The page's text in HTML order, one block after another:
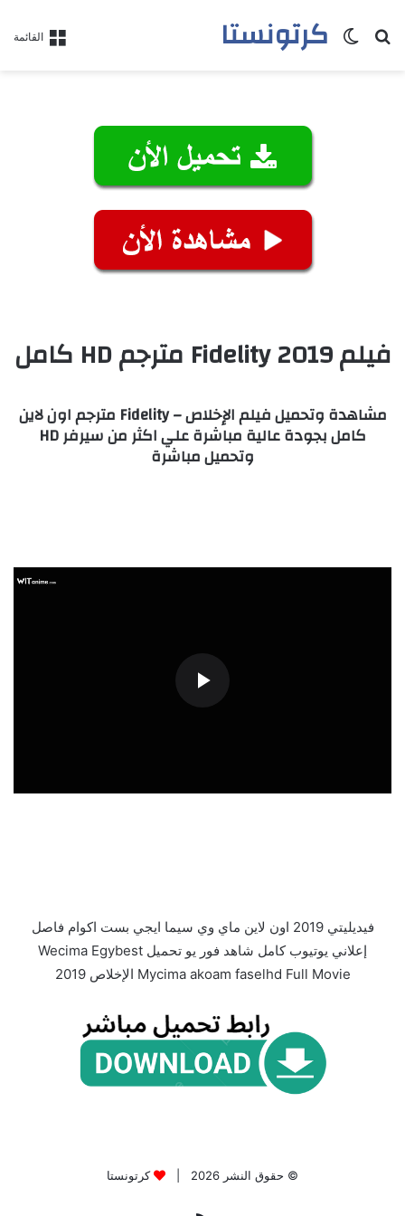
القائمة كرتونستابحث عنالوضع المظلم
فيلم Fidelity 2019 مترجم HD كامل
مشاهدة وتحميل فيلم الإخلاص – Fidelity مترجم اون لاين
كامل بجودة عالية مباشرة علي اكثر من سيرفر HD
وتحميل مباشرة
فيديليتي 2019 اون لاين ماي وي سيما ايجي بست اكوام فاصل
إعلاني يوتيوب كامل شاهد فور يو تحميل Wecima Egybest
Mycima akoam faselhd Full Movie الإخلاص 2019
© حقوق النشر 2026 | كرتونستا